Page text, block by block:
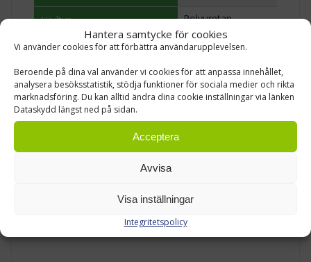
Hantera samtycke för cookies
Vi använder cookies för att förbättra användarupplevelsen.
Beroende på dina val använder vi cookies för att anpassa innehållet,
analysera besöksstatistik, stödja funktioner för sociala medier och rikta
marknadsföring. Du kan alltid ändra dina cookie inställningar via länken
Dataskydd längst ned på sidan.
Acceptera
Avvisa
Visa inställningar
Integritetspolicy
Hjultyp Polyuretan
Arbetsgångsbredd 2055 mm med 1200 mm
Körhastighet 4,5 km/h
Drifttid per laddning 3,5 h användningstid
Batteri Li-ion 24 V / 20 Ah
CE-godkänd, startnyckel